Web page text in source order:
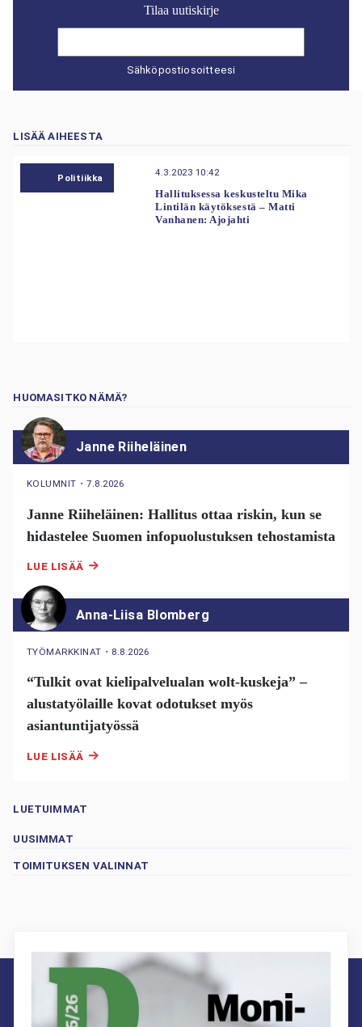
Tilaa uutiskirje
Sähköpostiosoitteesi
LISÄÄ AIHEESTA
Politiikka 4.3.2023 10:42
Hallituksessa keskusteltu Mika
Lintilän käytöksestä – Matti
Vanhanen: Ajojahti
HUOMASITKO NÄMÄ?
Janne Riiheläinen
KOLUMNIT ・7.8.2026
Janne Riiheläinen: Hallitus ottaa riskin, kun se
hidastelee Suomen infopuolustuksen tehostamista
LUE LISÄÄ
Anna-Liisa Blomberg
TYÖMARKKINAT ・ 8.8.2026
“Tulkit ovat kielipalvelualan wolt-kuskeja” –
alustatyölaille kovat odotukset myös
asiantuntijatyössä
LUE LISÄÄ
LUETUIMMAT
UUSIMMAT
TOIMITUKSEN VALINNAT